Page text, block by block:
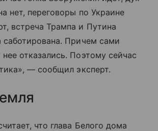
нет, переговоры по Украине
встреча Трампа и Путина
саботирована. Причем сами
отказались. Поэтому сейчас
— сообщил эксперт.
что глава Белого дома